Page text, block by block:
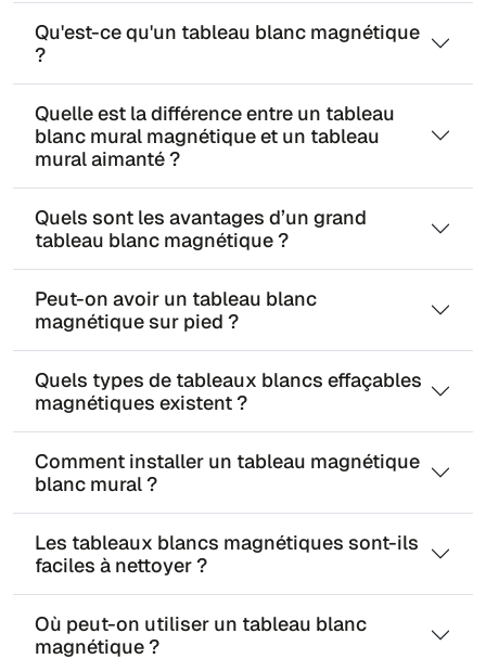
Qu'est-ce qu'un tableau blanc magnétique
?
Quelle est la différence entre un tableau
blanc mural magnétique et un tableau
mural aimanté ?
Quels sont les avantages d’un grand
tableau blanc magnétique ?
Peut-on avoir un tableau blanc
magnétique sur pied ?
Quels types de tableaux blancs effaçables
magnétiques existent ?
Comment installer un tableau magnétique
blanc mural ?
Les tableaux blancs magnétiques sont-ils
faciles à nettoyer ?
Où peut-on utiliser un tableau blanc
magnétique ?